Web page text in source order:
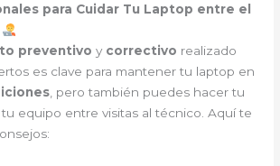
para Cuidar Tu Laptop entre el
preventivo y correctivo realizado
es clave para mantener tu laptop en
, pero también puedes hacer tu
equipo entre visitas al técnico. Aquí te